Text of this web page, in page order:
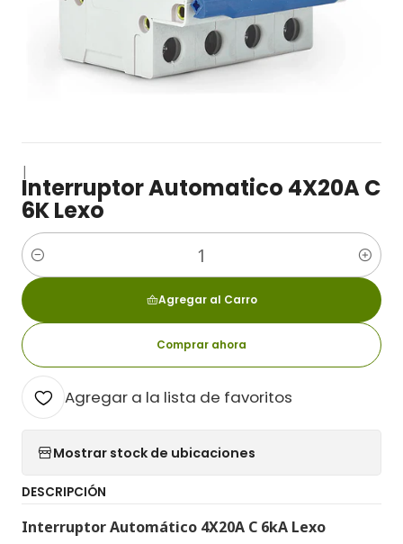
|
Interruptor Automatico 4X20A C
6K Lexo
Cantidad
Agregar al Carro
Comprar ahora
Agregar a la lista de favoritos
Mostrar stock de ubicaciones
DESCRIPCIÓN
Interruptor Automático 4X20A C 6kA Lexo